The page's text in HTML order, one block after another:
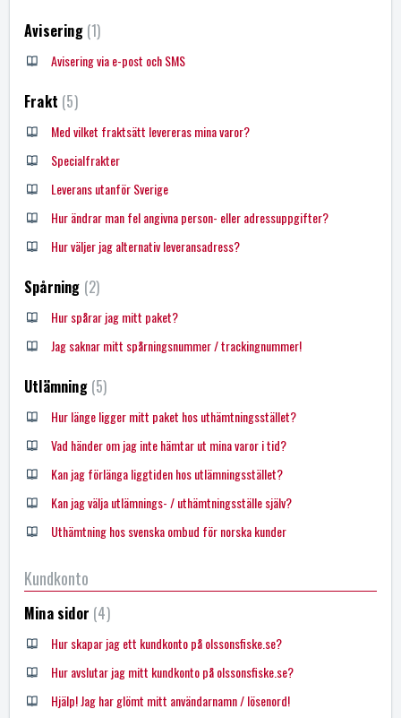
Avisering 1
Avisering via e-post och SMS
Frakt 5
Med vilket fraktsätt levereras mina varor?
Specialfrakter
Leverans utanför Sverige
Hur ändrar man fel angivna person- eller adressuppgifter?
Hur väljer jag alternativ leveransadress?
Spårning 2
Hur spårar jag mitt paket?
Jag saknar mitt spårningsnummer / trackingnummer!
Utlämning 5
Hur länge ligger mitt paket hos uthämtningsstället?
Vad händer om jag inte hämtar ut mina varor i tid?
Kan jag förlänga liggtiden hos utlämningsstället?
Kan jag välja utlämnings- / uthämtningsställe själv?
Uthämtning hos svenska ombud för norska kunder
Kundkonto
Mina sidor 4
Hur skapar jag ett kundkonto på olssonsfiske.se?
Hur avslutar jag mitt kundkonto på olssonsfiske.se?
Hjälp! Jag har glömt mitt användarnamn / lösenord!